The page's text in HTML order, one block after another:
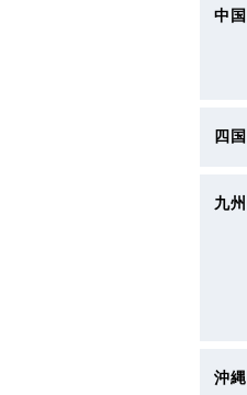
中国
四国
九州
沖縄